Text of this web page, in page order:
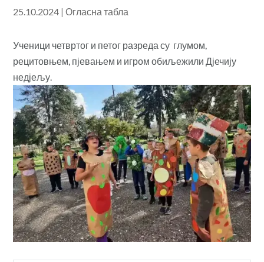
25.10.2024 |Огласна табла
Ученици четвртог и петог разреда су глумом,
рецитовњем, пјевањем и игром обиљежили Дјечију
недјељу.